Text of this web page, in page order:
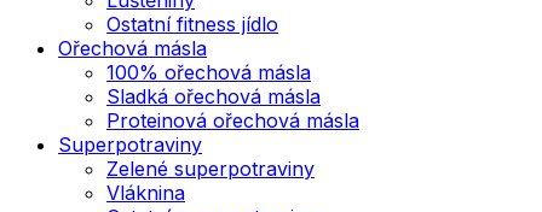
Ostatní fitness jídlo
Ořechová másla
100% ořechová másla
Sladká ořechová másla
Proteinová ořechová másla
Superpotraviny
Zelené superpotraviny
Vláknina